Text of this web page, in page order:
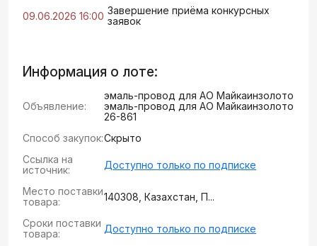
09.06.2026 16:00 Завершение приёма конкурсных
заявок
Информация о лоте:
Объявление:
эмаль-провод для АО Майкаинзолото
эмаль-провод для АО Майкаинзолото
26-861
Способ закупок:Скрыто
Ссылка на
источник:
Доступно только по подписке
Место поставки
товара:
140308, Казахстан, П...
Сроки поставки
товара:
Доступно только по подписке